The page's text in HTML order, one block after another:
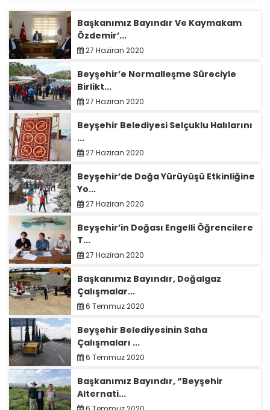
Başkanımız Bayındır Ve Kaymakam
Özdemir’...
27 Haziran 2020
Beyşehir’e Normalleşme Süreciyle
Birlikt...
27 Haziran 2020
Beyşehir Belediyesi Selçuklu Halılarını
...
27 Haziran 2020
Beyşehir’de Doğa Yürüyüşü Etkinliğine
Yo...
27 Haziran 2020
Beyşehir’in Doğası Engelli Öğrencilere
T...
27 Haziran 2020
Başkanımız Bayındır, Doğalgaz
Çalışmalar...
6 Temmuz 2020
Beyşehir Belediyesinin Saha
Çalışmaları ...
6 Temmuz 2020
Başkanımız Bayındır, “Beyşehir
Alternati...